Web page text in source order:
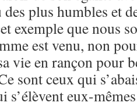
des plus humbles et
exemple que nous
est venu, non
vie en rançon pour
sont ceux qui
s’élèvent eux-